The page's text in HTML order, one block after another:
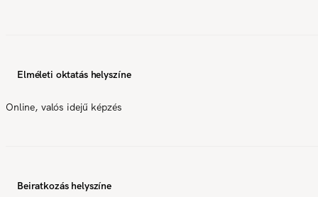
Elméleti oktatás helyszíne
Online, valós idejű képzés
Beiratkozás helyszíne